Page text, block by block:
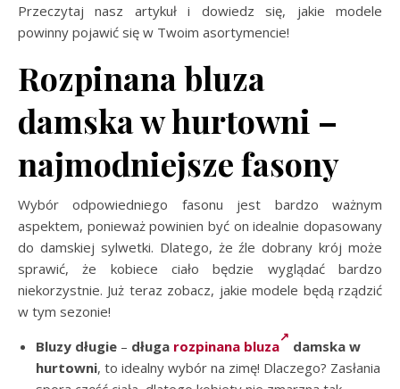
Przeczytaj nasz artykuł i dowiedz się, jakie modele
powinny pojawić się w Twoim asortymencie!
Rozpinana bluza
damska w hurtowni –
najmodniejsze fasony
Wybór odpowiedniego fasonu jest bardzo ważnym
aspektem, ponieważ powinien być on idealnie dopasowany
do damskiej sylwetki. Dlatego, że źle dobrany krój może
sprawić, że kobiece ciało będzie wyglądać bardzo
niekorzystnie. Już teraz zobacz, jakie modele będą rządzić
w tym sezonie!
Bluzy długie – długa rozpinana bluza
damska w
hurtowni, to idealny wybór na zimę! Dlaczego? Zasłania